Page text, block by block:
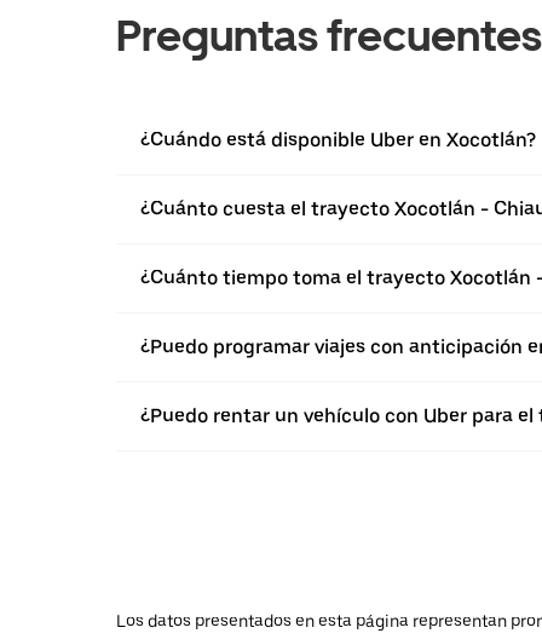
Preguntas frecuentes
¿Cuándo está disponible Uber en Xocotlán?
¿Cuánto cuesta el trayecto Xocotlán -
¿Cuánto tiempo toma el trayecto Xocotlán
¿Puedo programar viajes con anticipación
¿Puedo rentar un vehículo con Uber para
Los datos presentados en esta página representan